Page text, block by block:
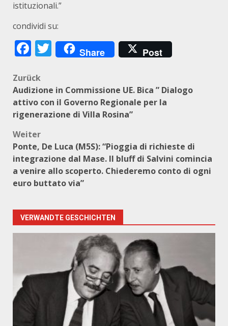
istituzionali.”
condividi su:
Facebook
Twitter
Share Post
Beitragsnavigation
Zurück
Audizione in Commissione UE. Bica ” Dialogo
attivo con il Governo Regionale per la
rigenerazione di Villa Rosina”
Weiter
Ponte, De Luca (M5S): “Pioggia di richieste di
integrazione dal Mase. Il bluff di Salvini comincia
a venire allo scoperto. Chiederemo conto di ogni
euro buttato via”
VERWANDTE GESCHICHTEN